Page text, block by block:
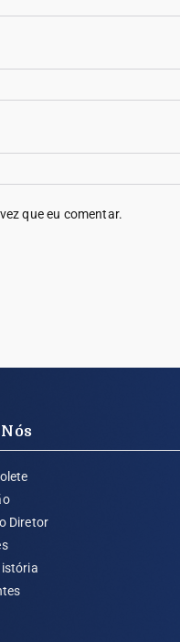
que eu comentar.
Diretor